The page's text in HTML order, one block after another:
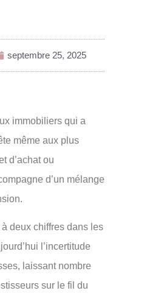
septembre 25, 2025
immobiliers qui a
même aux plus
d’achat ou
d’un mélange
deux chiffres dans les
l’incertitude
laissant nombre
sur le fil du